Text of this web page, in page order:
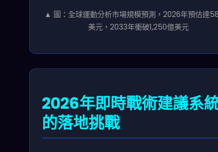
▲ 圖：全球運動分析市場規模預測，2026年預估達
美元，2033年衝破1,250億美元
2026年即時戰術建議系
的落地挑戰